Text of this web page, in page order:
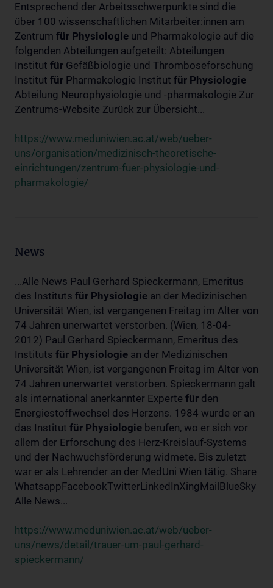
Entsprechend der Arbeitsschwerpunkte sind die
über 100 wissenschaftlichen Mitarbeiter:innen am
Zentrum für Physiologie und Pharmakologie auf die
folgenden Abteilungen aufgeteilt: Abteilungen
Institut für Gefäßbiologie und Thromboseforschung
Institut für Pharmakologie Institut für Physiologie
Abteilung Neurophysiologie und -pharmakologie Zur
Zentrums-Website Zurück zur Übersicht...
https://www.meduniwien.ac.at/web/ueber-
uns/organisation/medizinisch-theoretische-
einrichtungen/zentrum-fuer-physiologie-und-
pharmakologie/
News
...Alle News Paul Gerhard Spieckermann, Emeritus
des Instituts für Physiologie an der Medizinischen
Universität Wien, ist vergangenen Freitag im Alter von
74 Jahren unerwartet verstorben. (Wien, 18-04-
2012) Paul Gerhard Spieckermann, Emeritus des
Instituts für Physiologie an der Medizinischen
Universität Wien, ist vergangenen Freitag im Alter von
74 Jahren unerwartet verstorben. Spieckermann galt
als international anerkannter Experte für den
Energiestoffwechsel des Herzens. 1984 wurde er an
das Institut für Physiologie berufen, wo er sich vor
allem der Erforschung des Herz-Kreislauf-Systems
und der Nachwuchsförderung widmete. Bis zuletzt
war er als Lehrender an der MedUni Wien tätig. Share
WhatsappFacebookTwitterLinkedInXingMailBlueSky
Alle News...
https://www.meduniwien.ac.at/web/ueber-
uns/news/detail/trauer-um-paul-gerhard-
spieckermann/